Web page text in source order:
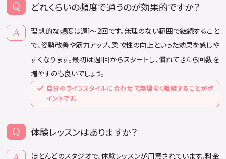
どれくらいの頻度で通うのが効果的ですか？
理想的な頻度は週1〜2回です。無理のない範囲で継続すること
で、姿勢改善や筋力アップ、柔軟性の向上といった効果を感じや
すくなります。最初は週1回からスタートし、慣れてきたら回数を
増やすのも良いでしょう。
自分のライフスタイルに合わせて無理なく継続することがポ
イントです。
体験レッスンはありますか？
ほとんどのスタジオで、体験レッスンが用意されています。料金